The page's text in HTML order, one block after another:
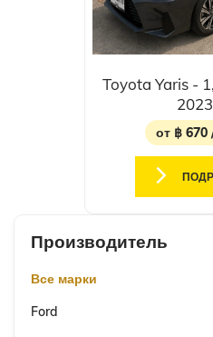
Toyota Yaris -
от ฿ 670
Производитель
Все марки
Ford